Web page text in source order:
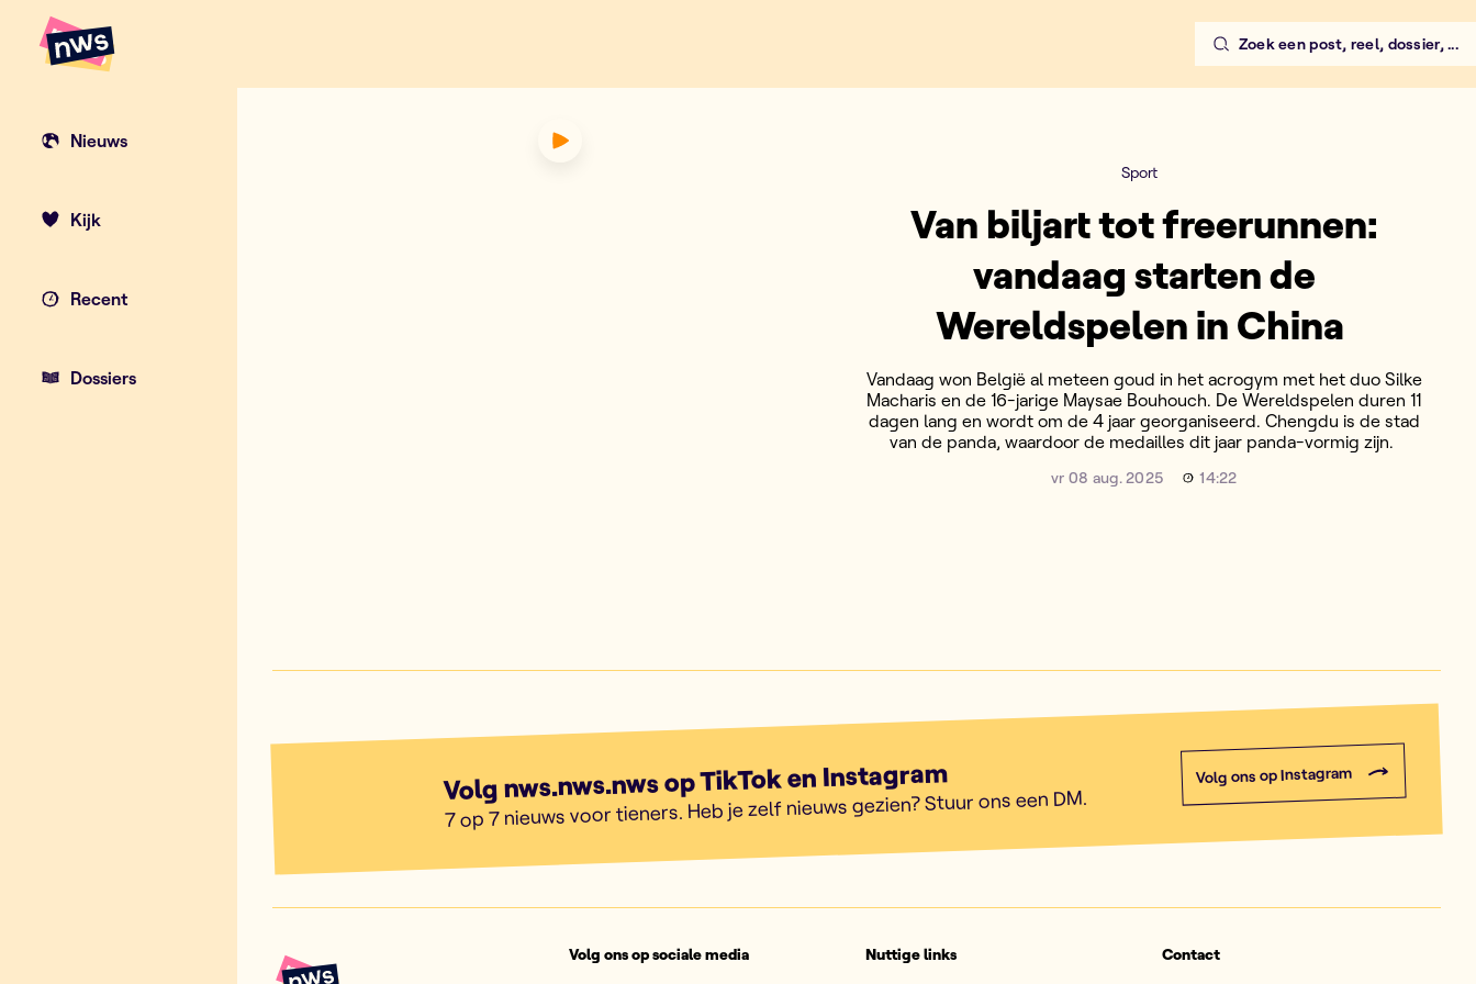
Zoek een post, reel, dossier, ...
Nieuws
Kijk
Recent
Dossiers
Van biljart tot freerunnen: vandaag starten de Wereldspelen in China
Sport
Van biljart tot freerunnen:
vandaag starten de
Wereldspelen in China
Vandaag won België al meteen goud in het acrogym met het duo Silke
Macharis en de 16-jarige Maysae Bouhouch. De Wereldspelen duren 11
dagen lang en wordt om de 4 jaar georganiseerd. Chengdu is de stad
van de panda, waardoor de medailles dit jaar panda-vormig zijn.
vr 08 aug. 2025 14:22
Volg nws.nws.nws op TikTok en Instagram
7 op 7 nieuws voor tieners. Heb je zelf nieuws gezien? Stuur ons een DM.
Volg ons op Instagram
Volg ons op sociale media Nuttige links Contact